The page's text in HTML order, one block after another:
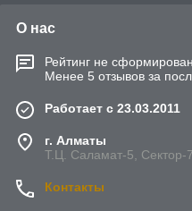
О нас
Рейтинг не сформирован
Менее 5 отзывов за
Работает с 23.03.2011
г. Алматы
Т.Ц. Саламат-5, Cектор-
Контакты